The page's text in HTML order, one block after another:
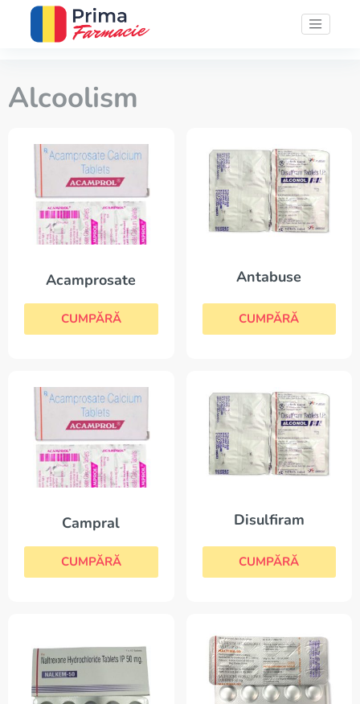
Alcoolism
Acamprosate
CUMPĂRĂ
Antabuse
CUMPĂRĂ
Campral
CUMPĂRĂ
Disulfiram
CUMPĂRĂ